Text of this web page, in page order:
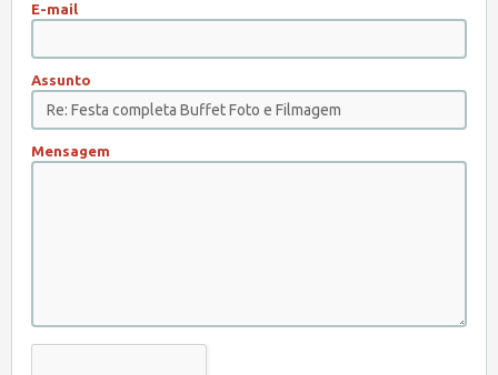
E-mail
Assunto
Mensagem